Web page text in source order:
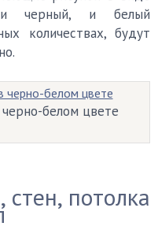
черный, и белый
количествах, будут
белом цвете
потолка